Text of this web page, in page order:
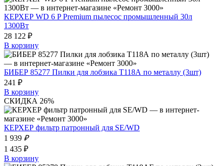
КЕРХЕР WD 6 P Premium пылесос промышленный 30л
1300Вт
28 122 ₽
В корзину
БИБЕР 85277 Пилки для лобзика T118А по металлу (3шт)
241 ₽
В корзину
СКИДКА 26%
КЕРХЕР фильтр патронный для SE/WD
1 939 ₽
1 435 ₽
В корзину